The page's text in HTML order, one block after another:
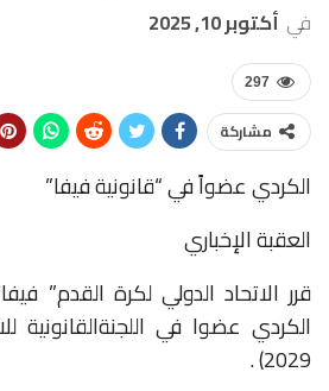
في أكتوبر 10, 2025
297
مشاركة
الكرديعضواًفي“قانونيةفيفا”
العقبة الإخباري
قرر الاتحاد الدولي لكرة القدم”
الكردي عضوا في اللجنةالقانونية
2029
)
.